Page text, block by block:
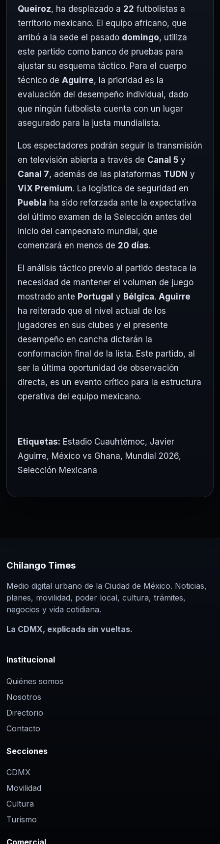
Queiroz, ha desplazado a 22 futbolistas a
territorio mexicano. El equipo africano, que
arribó a la sede el pasado domingo, utiliza
este partido como banco de pruebas para
ajustar su esquema táctico. Para el cuerpo
técnico de Aguirre, la prioridad es la
evaluación del desempeño individual, dado
que ningún futbolista cuenta con un lugar
asegurado para la justa mundialista.
Los espectadores podrán seguir la transmisión
en televisión abierta a través de Canal 5 y
Canal 7, además de las plataformas TUDN y
ViX Premium. La logística de seguridad en
Puebla ha sido reforzada ante la expectativa
del último examen de la Selección antes del
inicio del campeonato mundial, que
comenzará en menos de 20 días.
El análisis táctico previo al partido destaca la
necesidad de mantener el volumen de juego
mostrado ante Portugal y Bélgica. Aguirre
ha reiterado que el nivel actual de los
jugadores en sus clubes y el presente
desempeño en cancha dictarán la
conformación final de la lista. Este partido, al
ser la última oportunidad de observación
directa, es un evento crítico para la estructura
operativa del equipo mexicano.
Etiquetas: Estadio Cuauhtémoc, Javier
Aguirre, México vs Ghana, Mundial 2026,
Selección Mexicana
Chilango Times
Medio digital urbano de la Ciudad de México. Noticias,
planes, movilidad, poder local, cultura, trámites,
negocios y vida cotidiana.
La CDMX, explicada sin vueltas.
Institucional
Quiénes somos
Nosotros
Directorio
Contacto
Secciones
CDMX
Movilidad
Cultura
Turismo
Comercial